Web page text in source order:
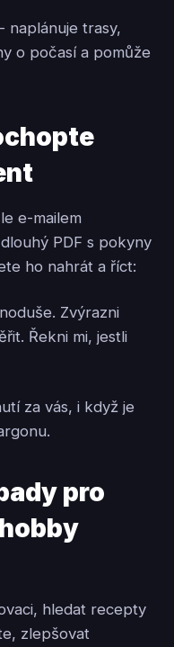
naplánuje trasy,
o počasí a pomůže
e-mailem
PDF s pokyny
ho nahrát a říct:
Zvýrazni
Řekni mi, jestli
za vás, i když je
pro
hledat recepty
zlepšovat